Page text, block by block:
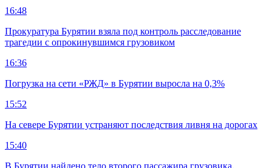
16:48
Прокуратура Бурятии взяла под контроль расследование
трагедии с опрокинувшимся грузовиком
16:36
Погрузка на сети «РЖД» в Бурятии выросла на 0,3%
15:52
На севере Бурятии устраняют последствия ливня на дорогах
15:40
В Бурятии найдено тело второго пассажира грузовика,